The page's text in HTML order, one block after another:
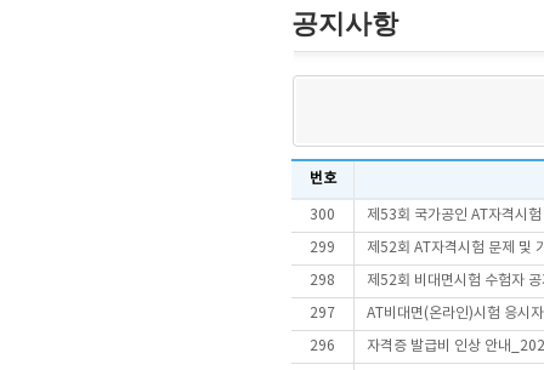
공지사항
번호
300 제53회 국가공인 AT자격시
299 제52회 AT자격시험 문제 및
298 제52회 비대면시험 수험자
297 AT비대면(온라인)시험 응시
296 자격증 발급비 인상 안내